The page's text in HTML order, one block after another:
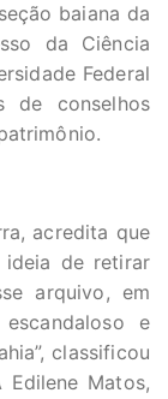
baiana da
da Ciência
Federal
de conselhos
acredita que
ideia de retirar
arquivo, em
e
classificou
Matos,